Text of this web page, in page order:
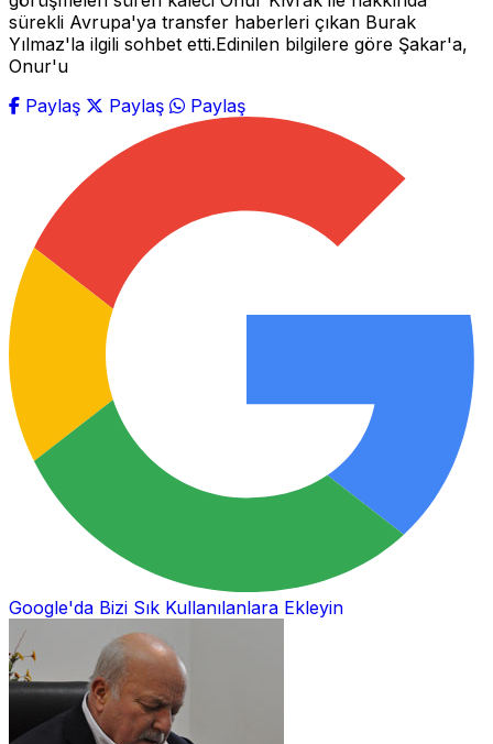
sürekli Avrupa'ya transfer haberleri çıkan Burak
Yılmaz'la ilgili sohbet etti.Edinilen bilgilere göre Şakar'a,
Onur'u
Paylaş
Paylaş Paylaş
Google'da Bizi Sık Kullanılanlara Ekleyin